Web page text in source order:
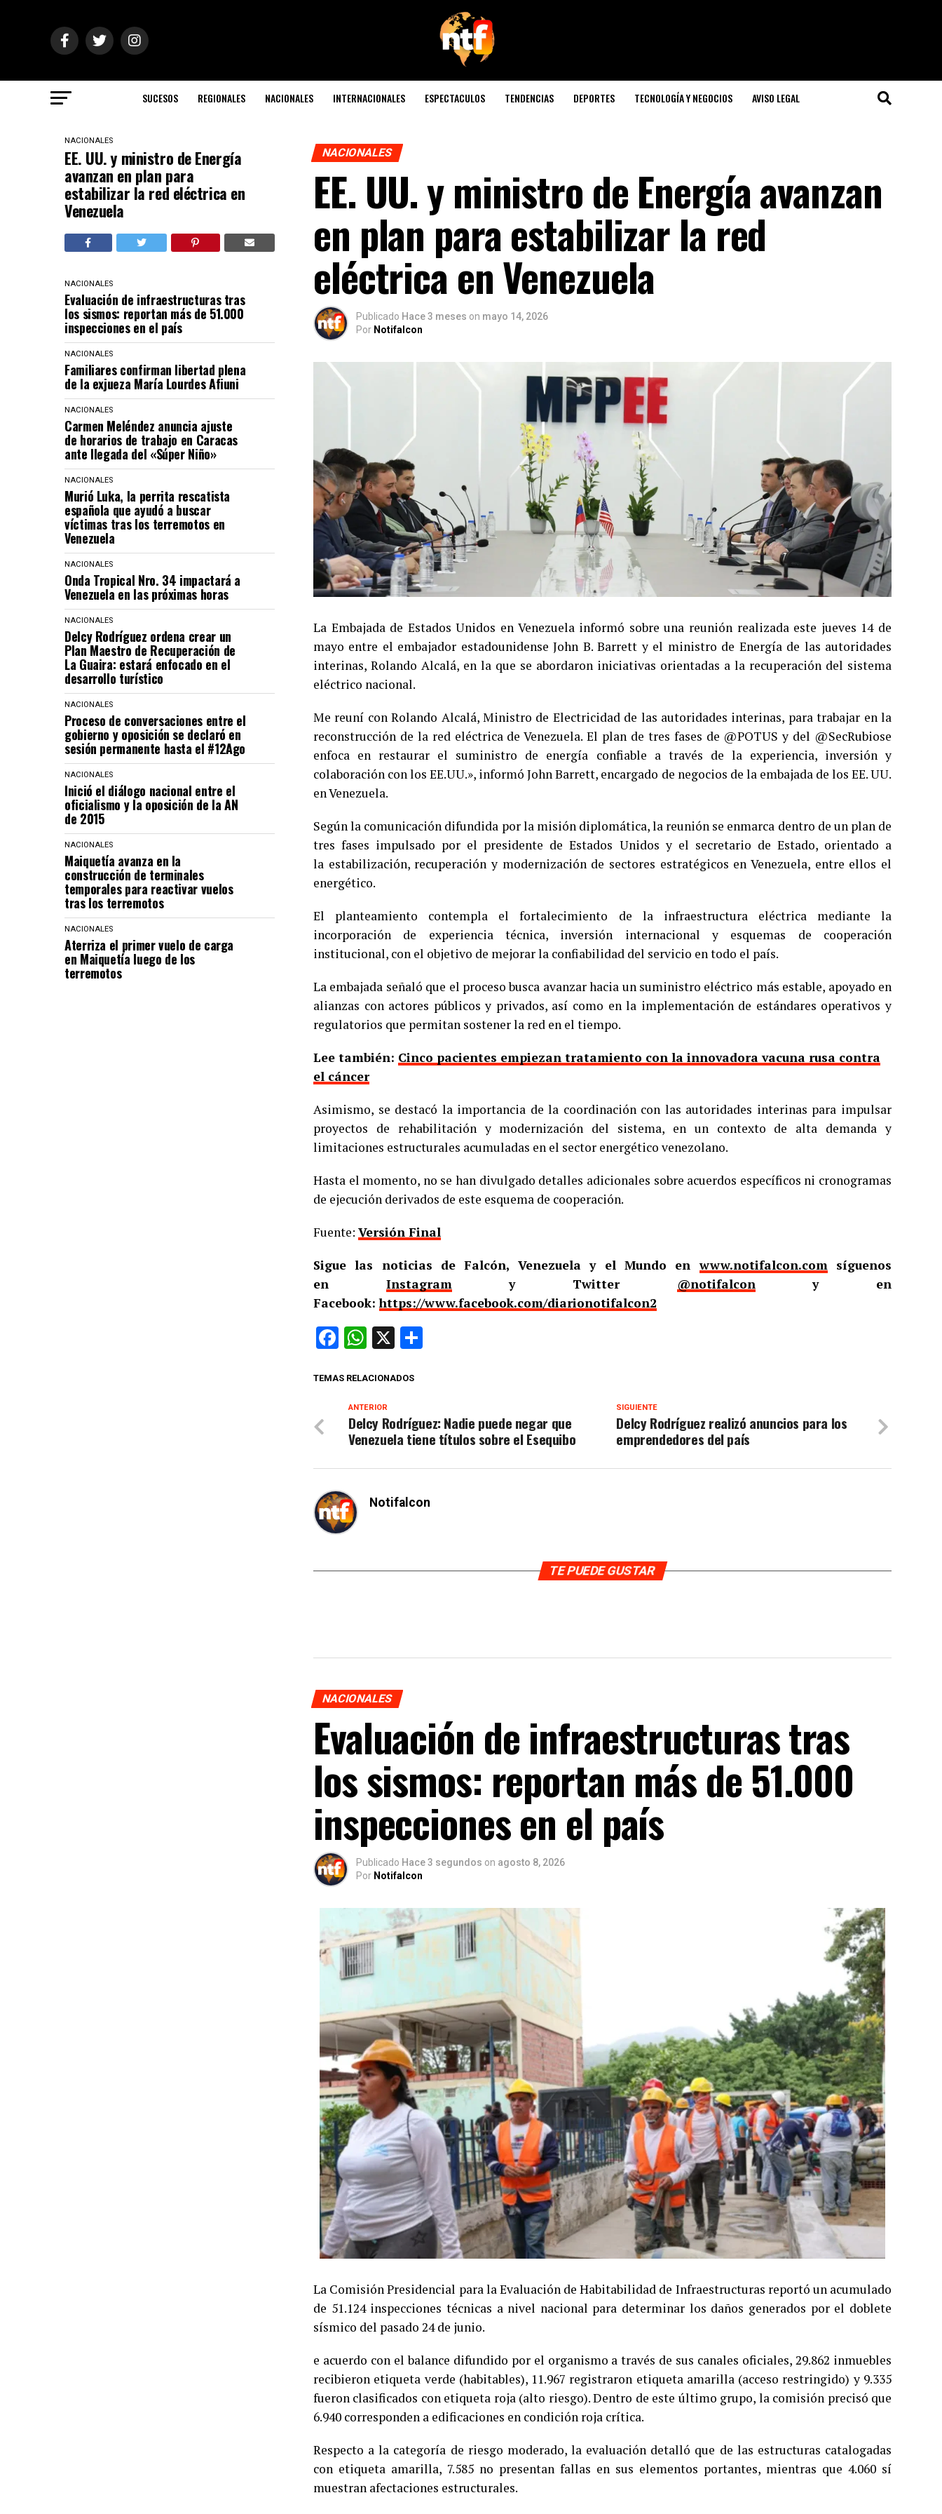
SUCESOS REGIONALES NACIONALES INTERNACIONALES ESPECTACULOS TENDENCIAS DEPORTES TECNOLOGÍA Y NEGOCIOS AVISO LEGAL
NACIONALES
EE. UU. y ministro de Energía
avanzan en plan para
estabilizar la red eléctrica en
Venezuela
NACIONALES
Evaluación de infraestructuras tras
los sismos: reportan más de 51.000
inspecciones en el país
NACIONALES
Familiares confirman libertad plena
de la exjueza María Lourdes Afiuni
NACIONALES
Carmen Meléndez anuncia ajuste
de horarios de trabajo en Caracas
ante llegada del «Súper Niño»
NACIONALES
Murió Luka, la perrita rescatista
española que ayudó a buscar
víctimas tras los terremotos en
Venezuela
NACIONALES
Onda Tropical Nro. 34 impactará a
Venezuela en las próximas horas
NACIONALES
Delcy Rodríguez ordena crear un
Plan Maestro de Recuperación de
La Guaira: estará enfocado en el
desarrollo turístico
NACIONALES
Proceso de conversaciones entre el
gobierno y oposición se declaró en
sesión permanente hasta el #12Ago
NACIONALES
Inició el diálogo nacional entre el
oficialismo y la oposición de la AN
de 2015
NACIONALES
Maiquetía avanza en la
construcción de terminales
temporales para reactivar vuelos
tras los terremotos
NACIONALES
Aterriza el primer vuelo de carga
en Maiquetía luego de los
terremotos
NACIONALES
EE. UU. y ministro de Energía avanzan
en plan para estabilizar la red
eléctrica en Venezuela
Publicado Hace 3 meses on mayo 14, 2026
Por Notifalcon
La Embajada de Estados Unidos en Venezuela informó sobre una reunión realizada este jueves 14 de
mayo entre el embajador estadounidense John B. Barrett y el ministro de Energía de las autoridades
interinas, Rolando Alcalá, en la que se abordaron iniciativas orientadas a la recuperación del sistema
eléctrico nacional.
Me reuní con Rolando Alcalá, Ministro de Electricidad de las autoridades interinas, para trabajar en la
reconstrucción de la red eléctrica de Venezuela. El plan de tres fases de @POTUS y del @SecRubiose
enfoca en restaurar el suministro de energía confiable a través de la experiencia, inversión y
colaboración con los EE.UU.», informó John Barrett, encargado de negocios de la embajada de los EE. UU.
en Venezuela.
Según la comunicación difundida por la misión diplomática, la reunión se enmarca dentro de un plan de
tres fases impulsado por el presidente de Estados Unidos y el secretario de Estado, orientado a
la estabilización, recuperación y modernización de sectores estratégicos en Venezuela, entre ellos el
energético.
El planteamiento contempla el fortalecimiento de la infraestructura eléctrica mediante la
incorporación de experiencia técnica, inversión internacional y esquemas de cooperación
institucional, con el objetivo de mejorar la confiabilidad del servicio en todo el país.
La embajada señaló que el proceso busca avanzar hacia un suministro eléctrico más estable, apoyado en
alianzas con actores públicos y privados, así como en la implementación de estándares operativos y
regulatorios que permitan sostener la red en el tiempo.
Lee también: Cinco pacientes empiezan tratamiento con la innovadora vacuna rusa contra
el cáncer
Asimismo, se destacó la importancia de la coordinación con las autoridades interinas para impulsar
proyectos de rehabilitación y modernización del sistema, en un contexto de alta demanda y
limitaciones estructurales acumuladas en el sector energético venezolano.
Hasta el momento, no se han divulgado detalles adicionales sobre acuerdos específicos ni cronogramas
de ejecución derivados de este esquema de cooperación.
Fuente: Versión Final
Sigue las noticias de Falcón, Venezuela y el Mundo enwww.notifalcon.comsíguenos
en Instagramy Twitter @notifalcony en
Facebook:https://www.facebook.com/diarionotifalcon2
Facebook
WhatsApp
X
TEMAS RELACIONADOS
SIGUIENTE
Delcy Rodríguez realizó anuncios para los
emprendedores del país
ANTERIOR
Delcy Rodríguez: Nadie puede negar que
Venezuela tiene títulos sobre el Esequibo
Notifalcon
TE PUEDE GUSTAR
NACIONALES
Evaluación de infraestructuras tras
los sismos: reportan más de 51.000
inspecciones en el país
Publicado Hace 3 segundos on agosto 8, 2026
Por Notifalcon
La Comisión Presidencial para la Evaluación de Habitabilidad de Infraestructuras reportó un acumulado
de 51.124 inspecciones técnicas a nivel nacional para determinar los daños generados por el doblete
sísmico del pasado 24 de junio.
e acuerdo con el balance difundido por el organismo a través de sus canales oficiales, 29.862 inmuebles
recibieron etiqueta verde (habitables), 11.967 registraron etiqueta amarilla (acceso restringido) y 9.335
fueron clasificados con etiqueta roja (alto riesgo). Dentro de este último grupo, la comisión precisó que
6.940 corresponden a edificaciones en condición roja crítica.
Respecto a la categoría de riesgo moderado, la evaluación detalló que de las estructuras catalogadas
con etiqueta amarilla, 7.585 no presentan fallas en sus elementos portantes, mientras que 4.060 sí
muestran afectaciones estructurales.